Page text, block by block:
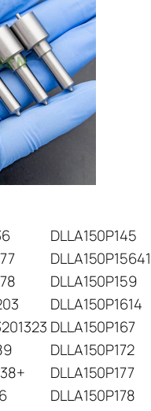
DLLA150P145
DLLA150P15641
DLLA150P159
DLLA150P1614
DLLA150P167
DLLA150P172
DLLA150P177
DLLA150P178